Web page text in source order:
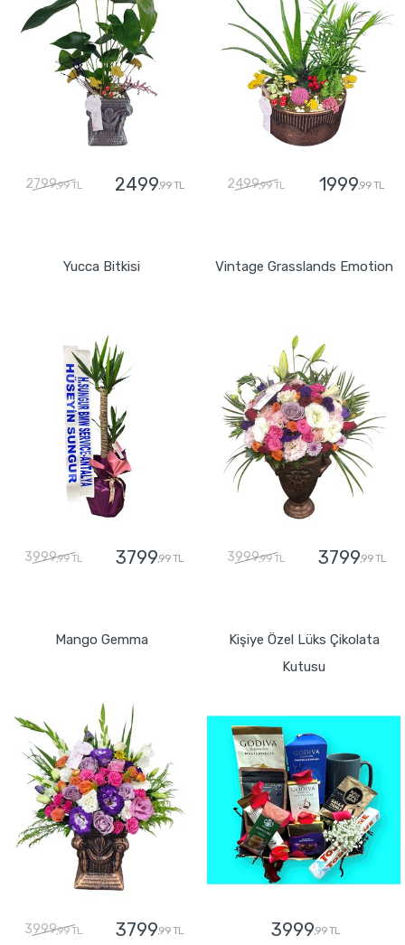
2799,99 TL 2499,99 TL 2499,99 TL 1999,99 TL
Yucca Bitkisi
3999,99 TL 3799,99 TL
Vintage Grasslands Emotion
3999,99 TL 3799,99 TL
Mango Gemma
3999,99 TL 3799,99 TL
Kişiye Özel Lüks Çikolata
Kutusu
3999,99 TL